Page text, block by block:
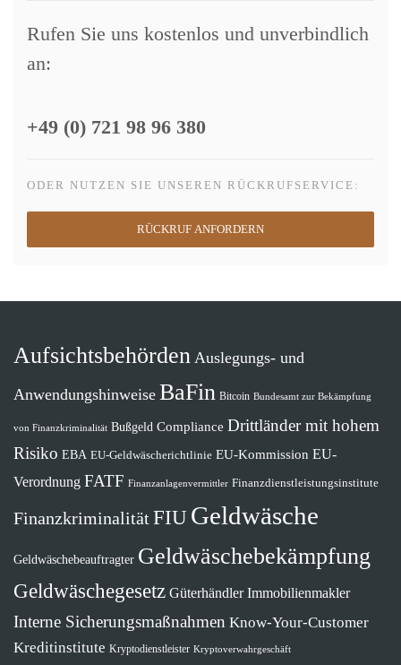
Rufen Sie uns kostenlos und unverbindlich
an:
+49 (0) 721 98 96 380
ODER NUTZEN SIE UNSEREN RÜCKRUFSERVICE:
RÜCKRUF ANFORDERN
Aufsichtsbehörden Auslegungs- und
Anwendungshinweise BaFin Bitcoin Bundesamt zur Bekämpfung
von Finanzkriminalität Bußgeld Compliance Drittländer mit hohem
Risiko EBA EU-Geldwäscherichtlinie EU-Kommission EU-
Verordnung FATF Finanzanlagenvermittler Finanzdienstleistungsinstitute
Finanzkriminalität FIU Geldwäsche
Geldwäschebeauftragter Geldwäschebekämpfung
Geldwäschegesetz Güterhändler Immobilienmakler
Interne Sicherungsmaßnahmen Know-Your-Customer
Kreditinstitute Kryptodienstleister Kryptoverwahrgeschäft